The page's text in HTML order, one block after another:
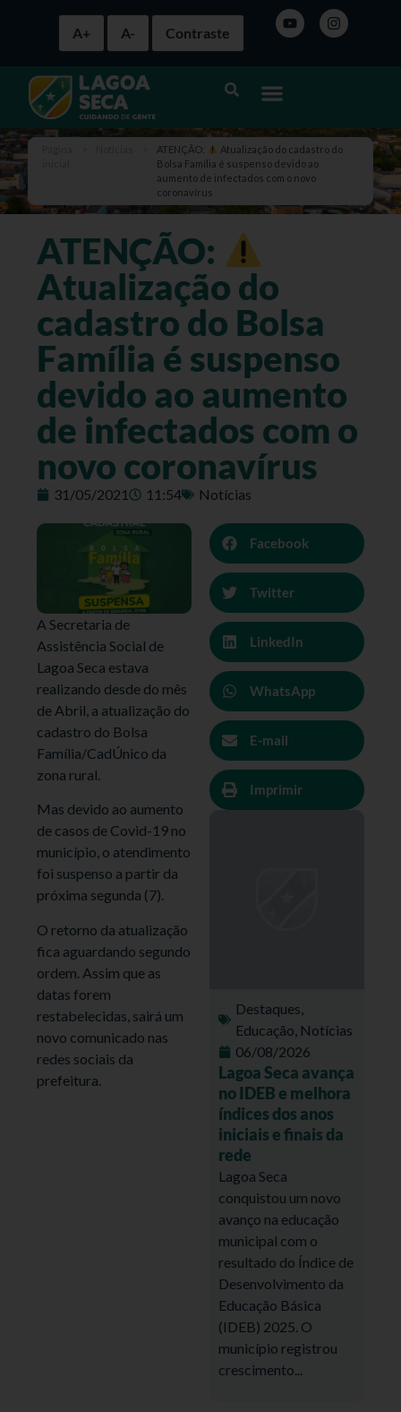
A+ A- Contraste
ATENÇÃO:
Atualização do cadastro do
Bolsa Família é suspenso devido ao
aumento de infectados com o novo
coronavírus
ATENÇÃO:
Atualização do
cadastro do Bolsa
Família é suspenso
devido ao aumento
de infectados com o
novo coronavírus
31/05/2021 11:54 Notícias
A Secretaria de
Assistência Social de
Lagoa Seca estava
realizando desde do mês
de Abril, a atualização do
cadastro do Bolsa
Família/CadÚnico da
zona rural.
Mas devido ao aumento
de casos de Covid-19 no
município, o atendimento
foi suspenso a partir da
próxima segunda (7).
O retorno da atualização
fica aguardando segundo
ordem. Assim que as
datas forem
restabelecidas, sairá um
novo comunicado nas
redes sociais da
prefeitura.
Facebook
Twitter
LinkedIn
WhatsApp
E-mail
Imprimir
Destaques,
Educação, Notícias
06/08/2026
Lagoa Seca avança
no IDEB e melhora
índices dos anos
iniciais e finais da
rede
Lagoa Seca
conquistou um novo
avanço na educação
municipal com o
resultado do Índice de
Desenvolvimento da
Educação Básica
(IDEB) 2025. O
município registrou
crescimento...